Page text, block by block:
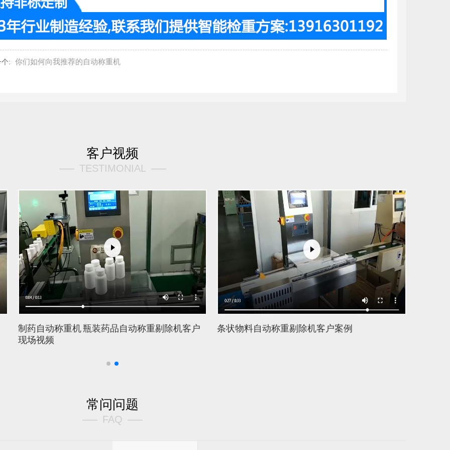
: 你们如何向我推荐的自动称重机
客户视频
TESTIMONIAL
药自动称重机 瓶装药品自动称重剔除机客户
场视频
条状物料自动称重剔除机客户案例
常问问题
FAQ